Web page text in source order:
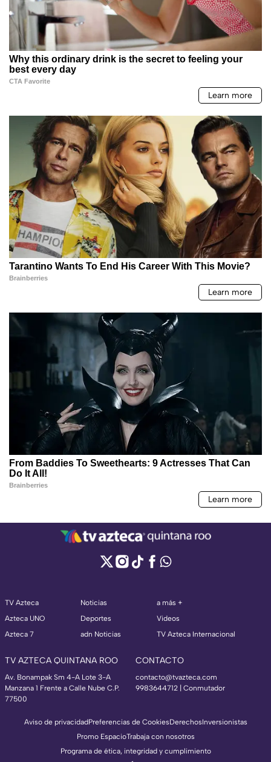
TV Azteca
Azteca UNO
Azteca 7
Noticias
Deportes
adn Noticias
a más +
Videos
TV Azteca Internacional
TV AZTECA QUINTANA ROO
Av. Bonampak Sm 4-A Lote 3-A
Manzana 1 Frente a Calle Nube C.P.
77500
CONTACTO
contacto@tvazteca.com
9983644712 | Conmutador
Aviso de privacidadPreferencias de CookiesDerechosInversionistas
Promo EspacioTrabaja con nosotros
Programa de ética, integridad y cumplimiento